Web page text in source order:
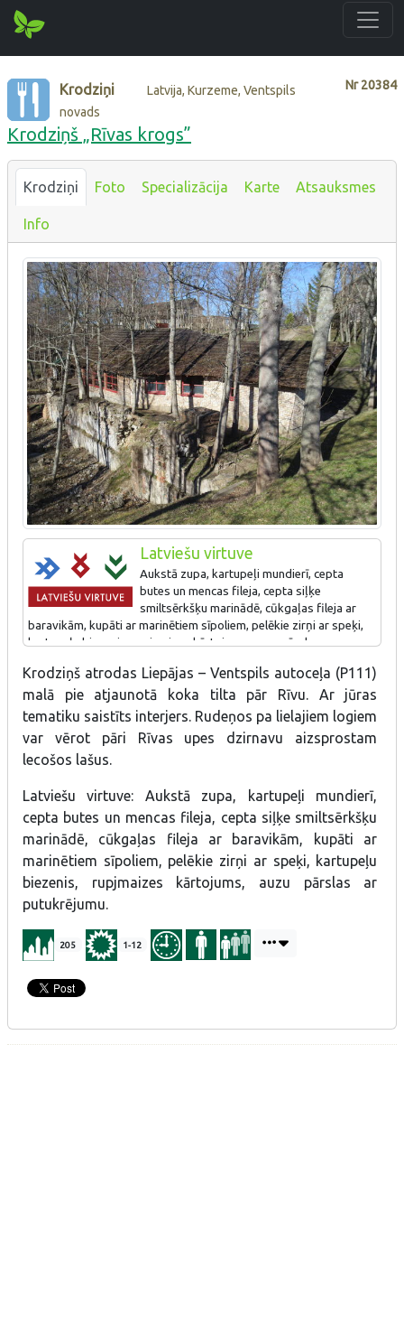
Nr20384
Krodziņi
Latvija, Kurzeme, Ventspils
novads
Krodziņš „Rīvas krogs”
Krodziņi Foto Specializācija Karte Atsauksmes
Info
Latviešu virtuve
Aukstā zupa, kartupeļi mundierī, cepta
butes un mencas fileja, cepta siļķe
smiltsērkšķu marinādē, cūkgaļas fileja ar
baravikām, kupāti ar marinētiem sīpoliem, pelēkie zirņi ar speķi,
kartupeļu biezenis, rupjmaizes kārtojums, auzu pārslas ar
Krodziņš atrodas Liepājas – Ventspils autoceļa (P111)
malā pie atjaunotā koka tilta pār Rīvu. Ar jūras
tematiku saistīts interjers. Rudeņos pa lielajiem logiem
var vērot pāri Rīvas upes dzirnavu aizsprostam
lecošos lašus.
Latviešu virtuve: Aukstā zupa, kartupeļi mundierī,
cepta butes un mencas fileja, cepta siļķe smiltsērkšķu
marinādē, cūkgaļas fileja ar baravikām, kupāti ar
marinētiem sīpoliem, pelēkie zirņi ar speķi, kartupeļu
biezenis, rupjmaizes kārtojums, auzu pārslas ar
putukrējumu.
205 1-12